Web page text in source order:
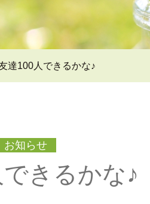
麦わら家 ＞
Q&A ＞
達100人できるかな♪
お知らせ
きるかな♪